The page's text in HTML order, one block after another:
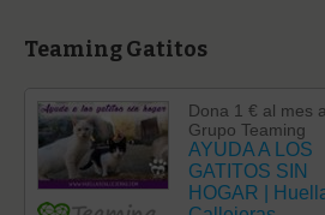
Teaming Gatitos